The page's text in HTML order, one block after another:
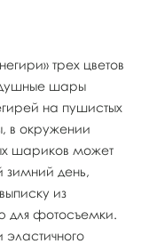
трех цветов
шары
на пушистых
в окружении
шариков может
зимний день,
из
для фотосъемки.
эластичного